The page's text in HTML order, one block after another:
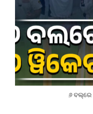
୬ ବଲ୍‌ରେ